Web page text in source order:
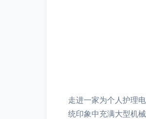
走进一家为个人护理
统印象中充满大型机